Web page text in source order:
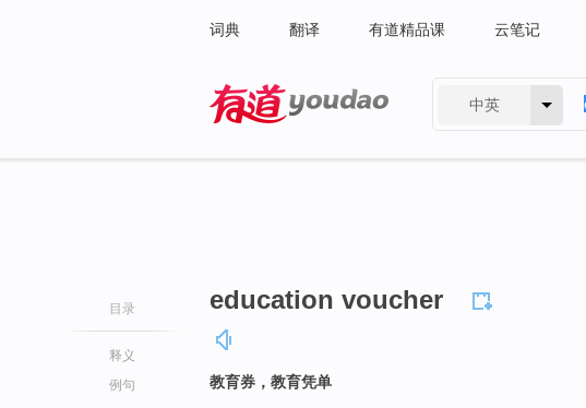
词典 翻译 有道精品课 云笔记
中英
目录
释义
例句
education voucher
教育券，教育凭单